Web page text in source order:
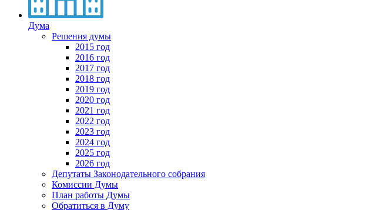
Дума
Решения думы
2015 год
2016 год
2017 год
2018 год
2019 год
2020 год
2021 год
2022 год
2023 год
2024 год
2025 год
2026 год
Депутаты Законодательного собрания
Комиссии Думы
План работы Думы
Обратиться в Думу